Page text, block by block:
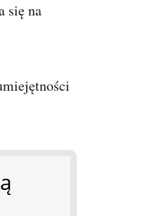
się na